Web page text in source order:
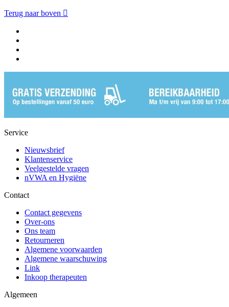
Terug naar boven 
Service
Nieuwsbrief
Klantenservice
Veelgestelde vragen
nVWA en Hygiëne
Contact
Contact gegevens
Over-ons
Ons team
Retourneren
Algemene voorwaarden
Algemene waarschuwing
Link
Inkoop therapeuten
Algemeen